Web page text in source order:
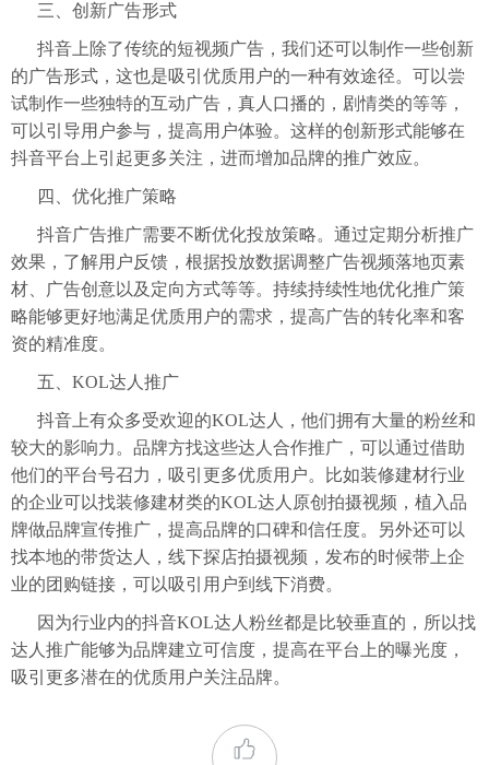
三、创新广告形式
抖音上除了传统的短视频广告，我们还可以制作一些创新
的广告形式，这也是吸引优质用户的一种有效途径。可以尝
试制作一些独特的互动广告，真人口播的，剧情类的等等，
可以引导用户参与，提高用户体验。这样的创新形式能够在
抖音平台上引起更多关注，进而增加品牌的推广效应。
四、优化推广策略
抖音广告推广需要不断优化投放策略。通过定期分析推广
效果，了解用户反馈，根据投放数据调整广告视频落地页素
材、广告创意以及定向方式等等。持续持续性地优化推广策
略能够更好地满足优质用户的需求，提高广告的转化率和客
资的精准度。
五、KOL达人推广
抖音上有众多受欢迎的KOL达人，他们拥有大量的粉丝和
较大的影响力。品牌方找这些达人合作推广，可以通过借助
他们的平台号召力，吸引更多优质用户。比如装修建材行业
的企业可以找装修建材类的KOL达人原创拍摄视频，植入品
牌做品牌宣传推广，提高品牌的口碑和信任度。另外还可以
找本地的带货达人，线下探店拍摄视频，发布的时候带上企
业的团购链接，可以吸引用户到线下消费。
因为行业内的抖音KOL达人粉丝都是比较垂直的，所以找
达人推广能够为品牌建立可信度，提高在平台上的曝光度，
吸引更多潜在的优质用户关注品牌。